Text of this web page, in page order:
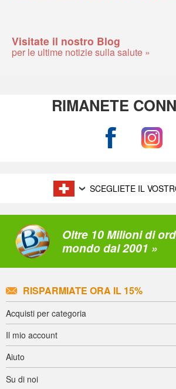
Visitate il nostro Blog
per le ultime notizie sulla salute »
RIMANETE
SCEGLIETE IL
Oltre 10 Milioni di
mondo dal 2001 »
RISPARMIATE ORA IL 15%
Acquisti per categoria
Il mio account
Aiuto
Su di noi